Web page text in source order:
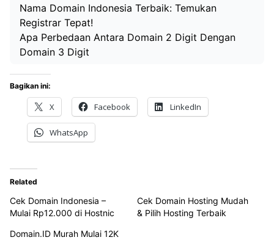
Nama Domain Indonesia Terbaik: Temukan
Registrar Tepat!
Apa Perbedaan Antara Domain 2 Digit Dengan
Domain 3 Digit
Bagikan ini:
X Facebook LinkedIn
WhatsApp
Related
Cek Domain Indonesia –
Mulai Rp12.000 di Hostnic
Cek Domain Hosting Mudah
& Pilih Hosting Terbaik
Domain.ID Murah Mulai 12K